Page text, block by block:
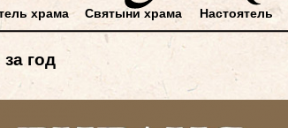
храма Святыни храма Настоятель
год